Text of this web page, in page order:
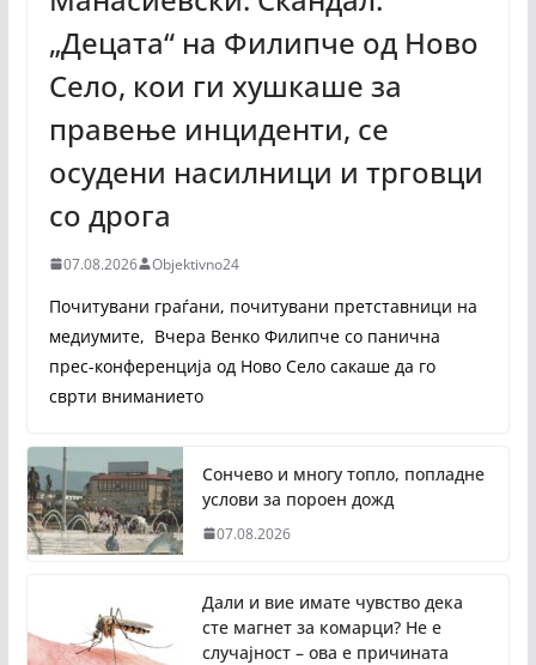
„Децата“ на Филипче од Ново
Село, кои ги хушкаше за
правење инциденти, се
осудени насилници и трговци
со дрога
07.08.2026 Objektivno24
Почитувани граѓани, почитувани претставници на
медиумите, Вчера Венко Филипче со панична
прес-конференција од Ново Село сакаше да го
сврти вниманието
Сончево и многу топло, попладне
услови за пороен дожд
07.08.2026
Дали и вие имате чувство дека
сте магнет за комарци? Не е
случајност – ова е причината